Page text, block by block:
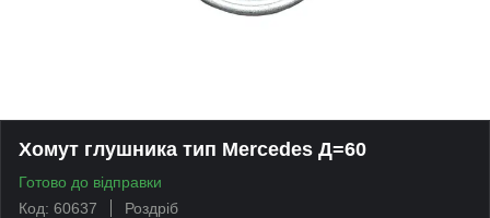
Хомут глушника тип Mercedes Д=60
Готово до відправки
Код: 60637
Роздріб